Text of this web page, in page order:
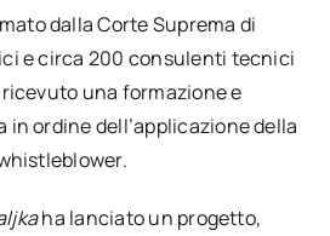
dalla Corte Suprema di
e circa 200 consulenti tecnici
una formazione e
ordine dell’applicazione della
ha lanciato un progetto,